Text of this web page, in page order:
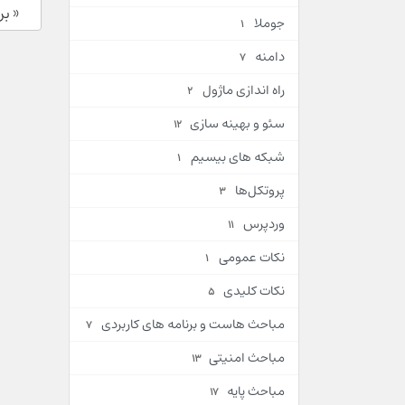
جوملا
1
دامنه 7
راه اندازی ماژول 2
سئو و بهینه سازی 12
شبکه های بیسیم 1
پروتکل‌ها 3
وردپرس 11
نکات عمومی 1
نکات کلیدی 5
مباحث هاست و برنامه های کاربردی 7
مباحث امنیتی 13
مباحث پایه 17
«